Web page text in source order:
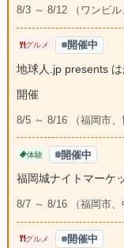
8/3 ～ 8/12 （ワンビル
グルメ 開催中
地球人.jp presents
開催
8/5 ～ 8/16 （福岡市、
体験 開催中
福岡城ナイトマーケ
8/7 ～ 8/16 （福岡市、
グルメ 開催中